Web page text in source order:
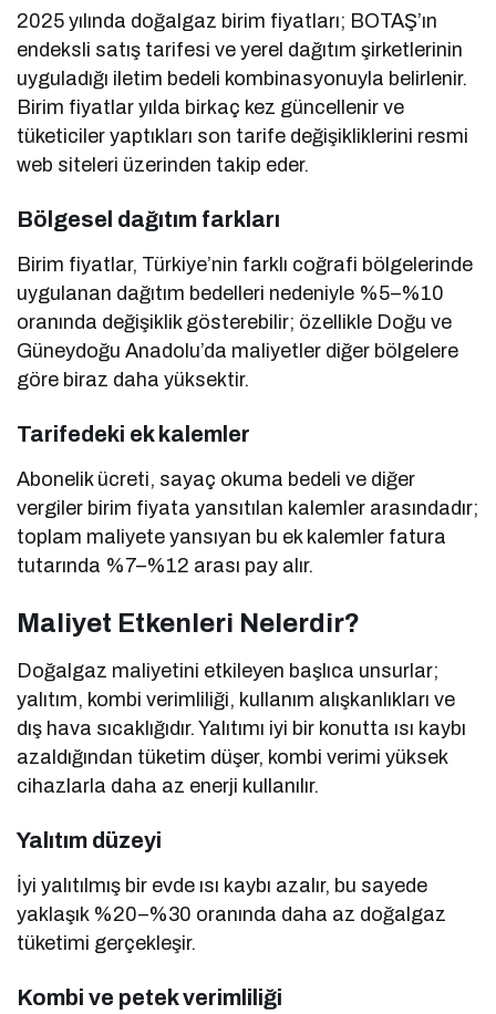
2025 yılında doğalgaz birim fiyatları; BOTAŞ’ın
endeksli satış tarifesi ve yerel dağıtım şirketlerinin
uyguladığı iletim bedeli kombinasyonuyla belirlenir.
Birim fiyatlar yılda birkaç kez güncellenir ve
tüketiciler yaptıkları son tarife değişikliklerini resmi
web siteleri üzerinden takip eder.
Bölgesel dağıtım farkları
Birim fiyatlar, Türkiye’nin farklı coğrafi bölgelerinde
uygulanan dağıtım bedelleri nedeniyle %5–%10
oranında değişiklik gösterebilir; özellikle Doğu ve
Güneydoğu Anadolu’da maliyetler diğer bölgelere
göre biraz daha yüksektir.
Tarifedeki ek kalemler
Abonelik ücreti, sayaç okuma bedeli ve diğer
vergiler birim fiyata yansıtılan kalemler arasındadır;
toplam maliyete yansıyan bu ek kalemler fatura
tutarında %7–%12 arası pay alır.
Maliyet Etkenleri Nelerdir?
Doğalgaz maliyetini etkileyen başlıca unsurlar;
yalıtım, kombi verimliliği, kullanım alışkanlıkları ve
dış hava sıcaklığıdır. Yalıtımı iyi bir konutta ısı kaybı
azaldığından tüketim düşer, kombi verimi yüksek
cihazlarla daha az enerji kullanılır.
Yalıtım düzeyi
İyi yalıtılmış bir evde ısı kaybı azalır, bu sayede
yaklaşık %20–%30 oranında daha az doğalgaz
tüketimi gerçekleşir.
Kombi ve petek verimliliği